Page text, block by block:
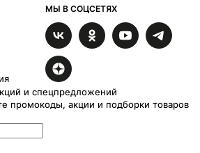
МЫ В СОЦСЕТЯХ
и спецпредложений
промокоды, акции и подборки товаров